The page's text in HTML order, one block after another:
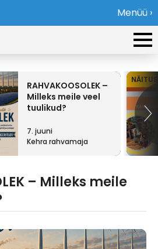
Menüü ›
RAHVAKOOSOLEK –
Milleks meile veel
tuulikud?
7. juuni
Kehra rahvamaja
NÄITUS
– Milleks meile